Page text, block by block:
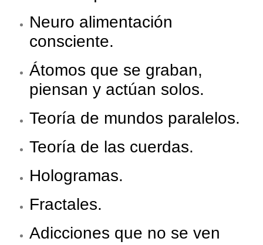
Neuro alimentación
consciente.
Átomos que se graban,
piensan y actúan solos.
Teoría de mundos paralelos.
Teoría de las cuerdas.
Hologramas.
Fractales.
Adicciones que no se ven